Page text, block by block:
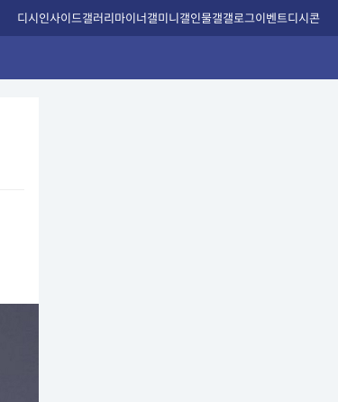
디시인사이드갤러리마이너갤미니갤인물갤갤로그이벤트디시콘